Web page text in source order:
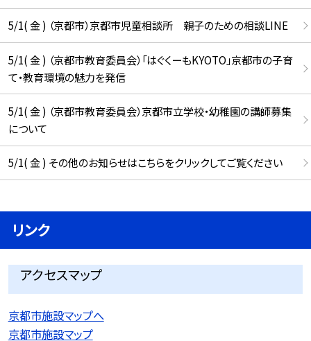
5/1( 金 ) （京都市）京都市児童相談所 親子のための相談LINE
5/1( 金 ) （京都市教育委員会）「はぐくーもKYOTO」京都市の子育
て・教育環境の魅力を発信
5/1( 金 ) （京都市教育委員会）京都市立学校・幼稚園の講師募集
について
5/1( 金 ) その他のお知らせはこちらをクリックしてご覧ください
リンク
アクセスマップ
京都市施設マップへ
京都市施設マップ